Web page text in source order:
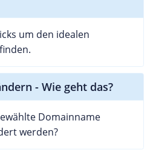
um den idealen
- Wie geht das?
Domainname
werden?